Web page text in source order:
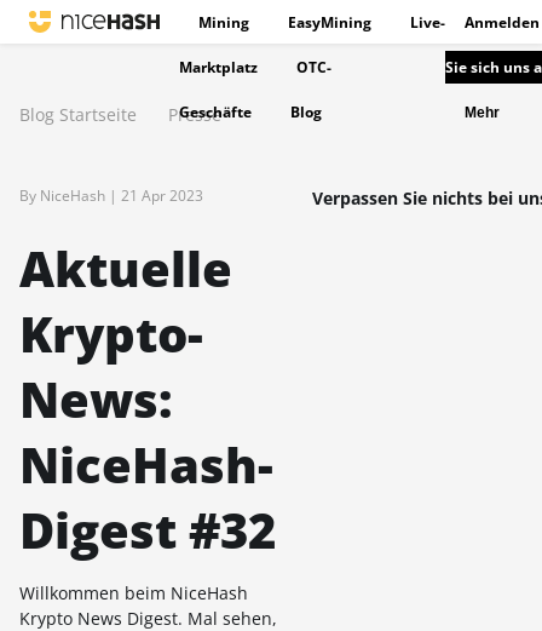
Mining EasyMining Live-
Marktplatz OTC-
Geschäfte Blog
Anmelden
Sie sich uns
Mehr
Blog Startseite Presse
By NiceHash | 21 Apr 2023
Aktuelle
Krypto-
News:
NiceHash-
Digest #32
Willkommen beim NiceHash
Krypto News Digest. Mal sehen,
Verpassen Sie nichts bei